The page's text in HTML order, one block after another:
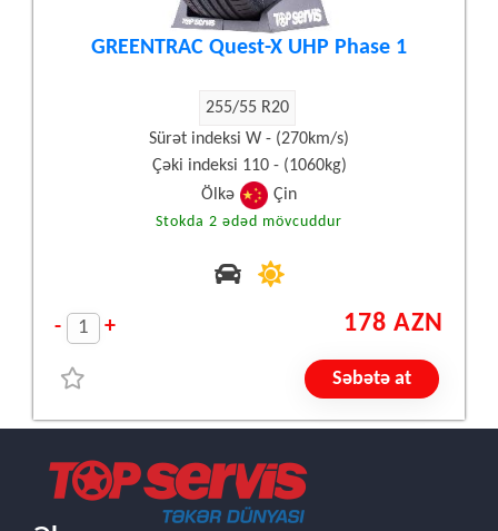
GREENTRAC Quest-X UHP Phase 1
255/55 R20
Sürət indeksi W - (270km/s)
Çəki indeksi 110 - (1060kg)
Ölkə
Çin
Stokda 2 ədəd mövcuddur
- + 178 AZN
Səbətə at